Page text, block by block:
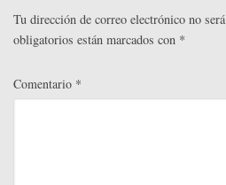
Tu dirección de correo electrónico no
obligatorios están marcados con *
Comentario *